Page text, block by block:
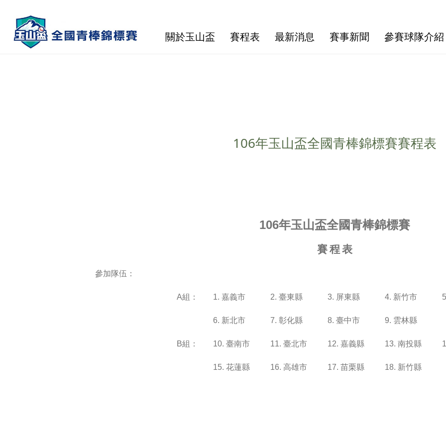
關於玉山盃 賽程表 最新消息 賽事新聞 參賽球隊介紹
106年玉山盃全國青棒錦標賽賽程表
106年玉山盃全國青棒錦標賽
賽程表
參加隊伍：
A組： 1. 嘉義市 2. 臺東縣 3. 屏東縣 4. 新竹市
6. 新北市 7. 彰化縣 8. 臺中市 9. 雲林縣
B組： 10. 臺南市 11. 臺北市 12. 嘉義縣 13. 南投縣
15. 花蓮縣 16. 高雄市 17. 苗栗縣 18. 新竹縣